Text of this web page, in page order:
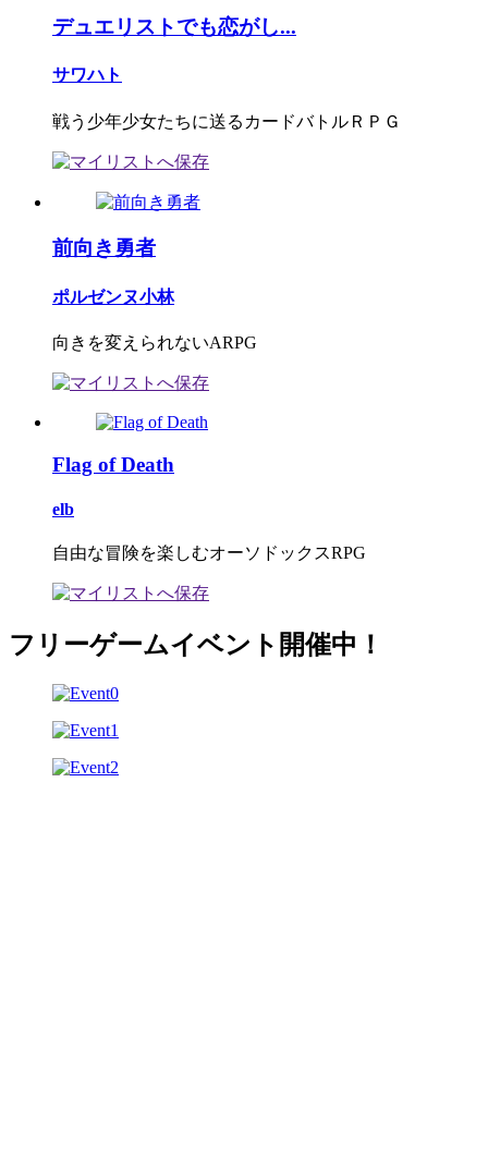
デュエリストでも恋がし...
サワハト
戦う少年少女たちに送るカードバトルＲＰＧ
前向き勇者
ポルゼンヌ小林
向きを変えられないARPG
Flag of Death
elb
自由な冒険を楽しむオーソドックスRPG
フリーゲームイベント開催中！